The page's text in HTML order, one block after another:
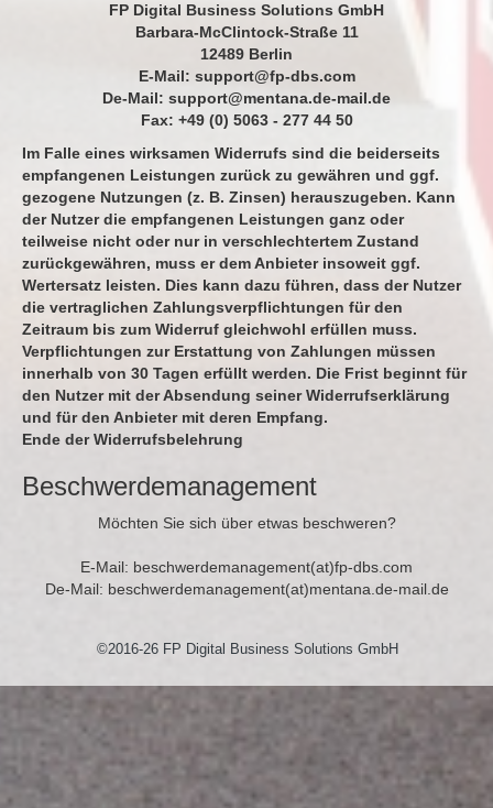
FP Digital Business Solutions GmbH
Barbara-McClintock-Straße 11
12489 Berlin
E-Mail: support@fp-dbs.com
De-Mail: support@mentana.de-mail.de
Fax: +49 (0) 5063 - 277 44 50
Im Falle eines wirksamen Widerrufs sind die beiderseits
empfangenen Leistungen zurück zu gewähren und ggf.
gezogene Nutzungen (z. B. Zinsen) herauszugeben. Kann
der Nutzer die empfangenen Leistungen ganz oder
teilweise nicht oder nur in verschlechtertem Zustand
zurückgewähren, muss er dem Anbieter insoweit ggf.
Wertersatz leisten. Dies kann dazu führen, dass der Nutzer
die vertraglichen Zahlungsverpflichtungen für den
Zeitraum bis zum Widerruf gleichwohl erfüllen muss.
Verpflichtungen zur Erstattung von Zahlungen müssen
innerhalb von 30 Tagen erfüllt werden. Die Frist beginnt für
den Nutzer mit der Absendung seiner Widerrufserklärung
und für den Anbieter mit deren Empfang.
Ende der Widerrufsbelehrung
Beschwerdemanagement
Möchten Sie sich über etwas beschweren?
E-Mail: beschwerdemanagement(at)fp-dbs.com
De-Mail: beschwerdemanagement(at)mentana.de-mail.de
©2016-26 FP Digital Business Solutions GmbH